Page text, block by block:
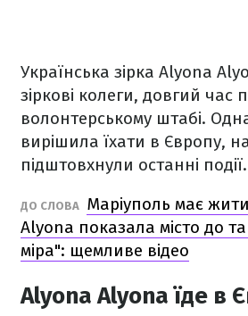
Українська зірка Alyona
зіркові колеги, довгий час
волонтерському штабі.
вирішила їхати в Європу,
підштовхнули останні події.
ДО СЛОВА Маріуполь має
Alyona показала місто до та
міра": щемливе відео
Alyona Alyona їде в